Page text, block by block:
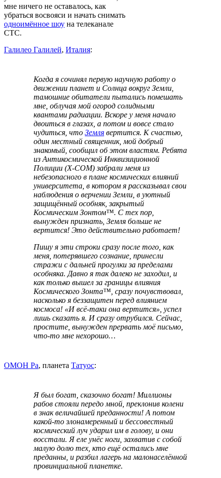
мне ничего не оставалось, как
убраться восвояси и начать снимать
одноимённое шоу на телеканале
СТС.
Галилео Галилей, Италия:
Когда я сочинял первую научную работу о
движении планет и Солнца вокруг Земли,
тамошние обитатели пытались помешать
мне, облучая мой огород солидными
квантами радиации. Вскоре у меня начало
двоиться в глазах, а потом и вовсе стало
чудиться, что Земля вертится. К счастью,
один местный священник, мой добрый
знакомый, сообщил об этом властям. Ребята
из Антикосмической Инквизиционной
Полиции (X-COM) забрали меня из
небезопасного в плане космических влияний
университета, в котором я рассказывал свои
наблюдения о верчении Земли, в уютный
защищённый особняк, закрытый
Космическим Зонтом™. С тех пор,
вынужден признать, Земля больше не
вертится! Это действительно работает!
Пишу я эти строки сразу после того, как
меня, потерявшего сознание, принесли
стражи с дальней прогулки за пределами
особняка. Давно я так далеко не заходил, и
как только вышел за границы влияния
Космического Зонта™, сразу почувствовал,
насколько я беззащитен перед влиянием
космоса! «И всё-таки она вертится», успел
лишь сказать я. И сразу отрубился. Сейчас,
простите, вынужден прервать моё письмо,
что-то мне нехорошо…
ОМОН Ра, планета Татуос:
Я был богат, сказочно богат! Миллионы
рабов стояли передо мной, преклонив колени
в знак величайшей преданности! А потом
какой-то злонамеренный и бессовестный
космический луч ударил им в голову, и они
восстали. Я еле унёс ноги, захватив с собой
малую долю тех, кто ещё остались мне
преданны, и разбил лагерь на малонаселённой
провинциальной планетке.